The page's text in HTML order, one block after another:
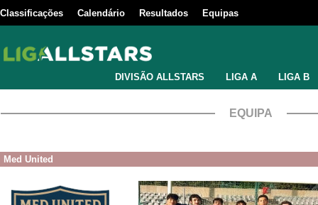
Classificações Calendário Resultados Equipas
DIVISÃO ALLSTARS LIGA A LIGA B
EQUIPA
Med United